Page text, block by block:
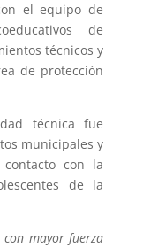
el equipo de
de
técnicos y
de protección
técnica fue
municipales y
con la
de la
mayor fuerza